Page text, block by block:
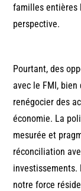
familles entières
perspective.
Pourtant, des
avec le FMI, bien
renégocier des
économie. La
mesurée et
réconciliation
investissements.
notre force